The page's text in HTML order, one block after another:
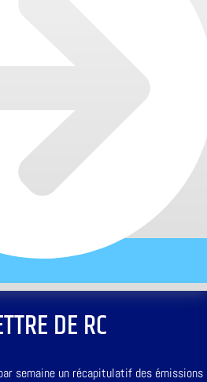
DE RC
semaine un récapitulatif des émissions